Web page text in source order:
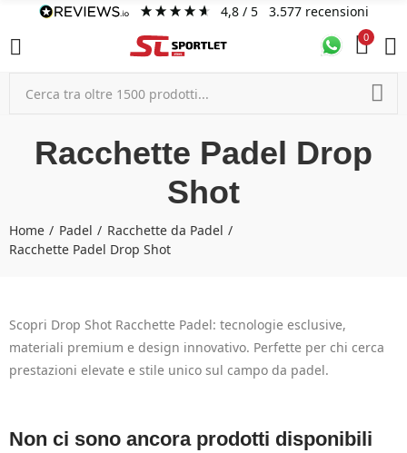
4,8/ 5 3.577 recensioni
0
Racchette Padel Drop
Shot
Home Padel
Racchette da Padel
Racchette Padel Drop Shot
Scopri Drop Shot Racchette Padel: tecnologie esclusive,
materiali premium e design innovativo. Perfette per chi cerca
prestazioni elevate e stile unico sul campo da padel.
Non ci sono ancora prodotti disponibili